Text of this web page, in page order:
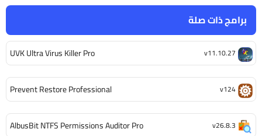
برامج ذات صلة
UVK Ultra Virus Killer Pro v11.10.27
Prevent Restore Professional v124
AlbusBit NTFS Permissions Auditor Pro v26.8.3